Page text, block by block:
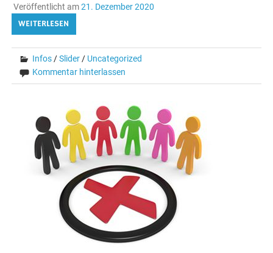
Veröffentlicht am21. Dezember 2020
WEITERLESEN
Infos /Slider / Uncategorized
Kommentar hinterlassen